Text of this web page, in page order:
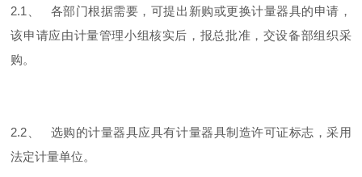
2.1、 各部门根据需要，可提出新购或更换计量器具的申请，
该申请应由计量管理小组核实后，报总批准，交设备部组织采
购。
2.2、 选购的计量器具应具有计量器具制造许可证标志，采用
法定计量单位。